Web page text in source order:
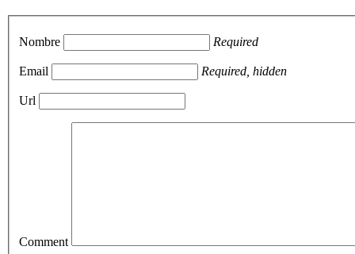
Nombre Required
Email Required, hidden
Url
Comment